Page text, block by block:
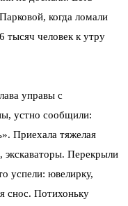
когда ломали
тысяч человек к утру
управы с
устно сообщили:
Приехала тяжелая
экскаваторы. Перекрыли
успели: ювелирку,
снос. Потихоньку